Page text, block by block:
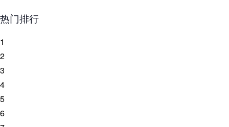
热门排行
1
2
3
4
5
6